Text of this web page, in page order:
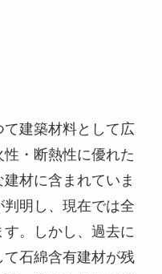
建築材料として広
・断熱性に優れた
材に含まれていま
判明し、現在では全
。しかし、過去に
石綿含有建材が残